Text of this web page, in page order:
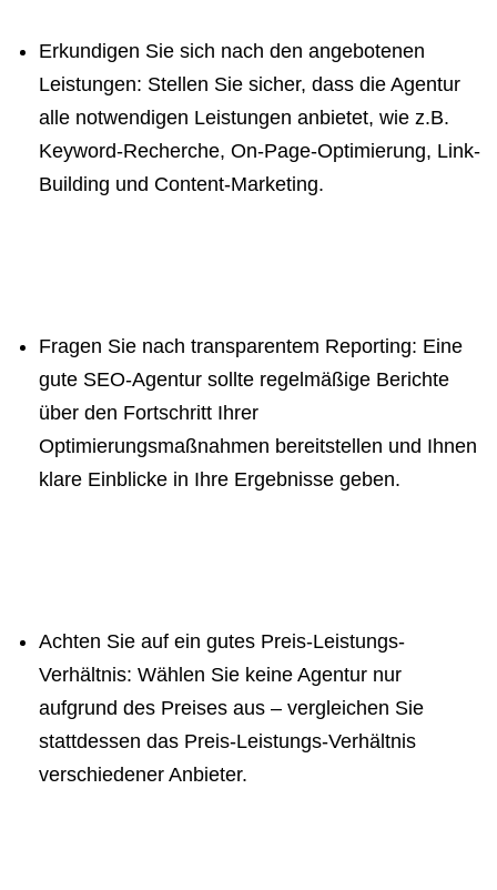
Erkundigen Sie sich nach den angebotenen
Leistungen: Stellen Sie sicher, dass die Agentur
alle notwendigen Leistungen anbietet, wie z.B.
Keyword-Recherche, On-Page-Optimierung, Link-
Building und Content-Marketing.
Fragen Sie nach transparentem Reporting: Eine
gute SEO-Agentur sollte regelmäßige Berichte
über den Fortschritt Ihrer
Optimierungsmaßnahmen bereitstellen und Ihnen
klare Einblicke in Ihre Ergebnisse geben.
Achten Sie auf ein gutes Preis-Leistungs-
Verhältnis: Wählen Sie keine Agentur nur
aufgrund des Preises aus – vergleichen Sie
stattdessen das Preis-Leistungs-Verhältnis
verschiedener Anbieter.